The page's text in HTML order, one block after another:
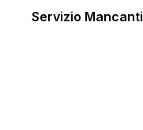
Servizio Mancanti